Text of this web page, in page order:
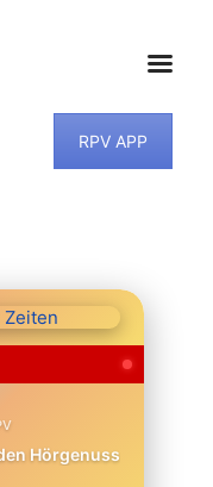
RPV APP
Hörgenuss